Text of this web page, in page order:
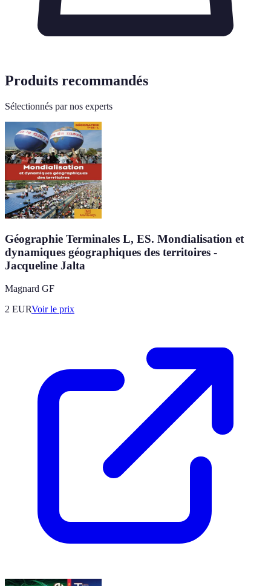
Produits recommandés
Sélectionnés par nos experts
Géographie Terminales L, ES. Mondialisation et
dynamiques géographiques des territoires -
Jacqueline Jalta
Magnard GF
2 EURVoir le prix